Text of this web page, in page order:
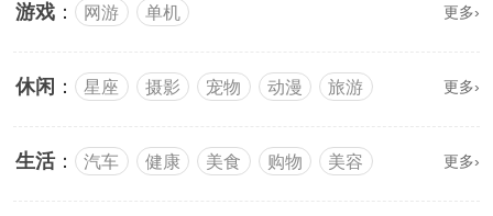
游戏 ： 网游 单机 更多›
休闲 ： 星座 摄影 宠物 动漫
旅游
更多›
生活： 汽车 健康 美食 购物 美容 更多›